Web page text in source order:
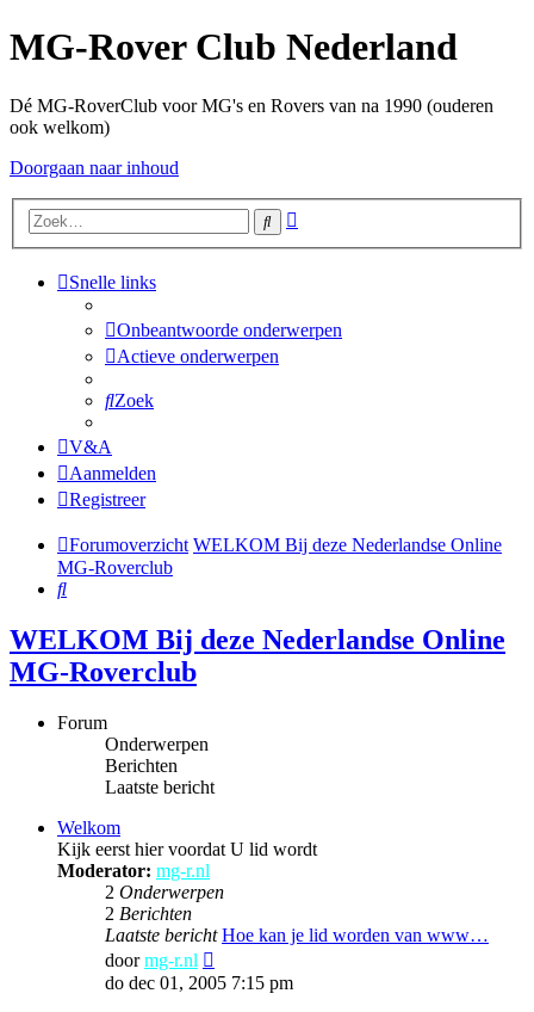
MG-Rover Club Nederland
Dé MG-RoverClub voor MG's en Rovers van na 1990 (ouderen
ook welkom)
Doorgaan naar inhoud
Zoek
Snelle links
Onbeantwoorde onderwerpen
Actieve onderwerpen
Zoek
V&A
Aanmelden
Registreer
Forumoverzicht WELKOM Bij deze Nederlandse Online
MG-Roverclub
Zoek
WELKOM Bij deze Nederlandse Online
MG-Roverclub
Forum
Onderwerpen
Berichten
Laatste bericht
Welkom
Kijk eerst hier voordat U lid wordt
Moderator: mg-r.nl
2 Onderwerpen
2 Berichten
Laatste bericht Hoe kan je lid worden van www…
doormg-r.nl
laatste
do dec 01, 2005 7:15 pm